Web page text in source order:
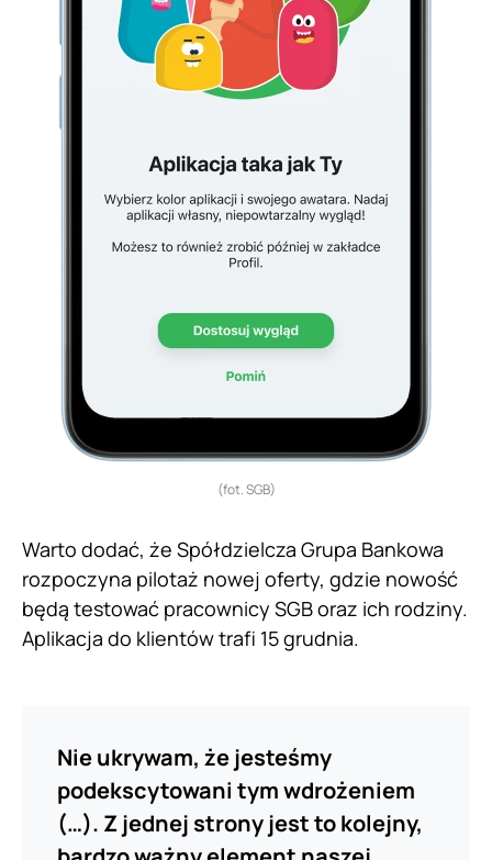
(fot. SGB)
Warto dodać, że Spółdzielcza Grupa Bankowa
rozpoczyna pilotaż nowej oferty, gdzie nowość
będą testować pracownicy SGB oraz ich rodziny.
Aplikacja do klientów trafi 15 grudnia.
Nie ukrywam, że jesteśmy
podekscytowani tym wdrożeniem
(…). Z jednej strony jest to kolejny,